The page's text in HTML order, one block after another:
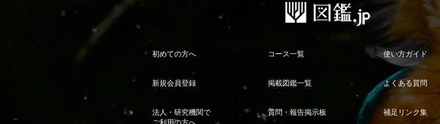
初めての方へ コース一覧 使い方ガイド
新規会員登録 掲載図鑑一覧 よくある質問
法人・研究機関で
ご利用の方へ
質問・報告掲示板 補足リンク集